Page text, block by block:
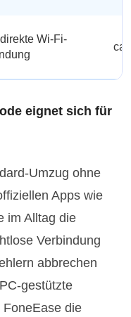
Wi-Fi-
ca.
eignet sich für
Umzug ohne
Apps wie
im Alltag die
Verbindung
abbrechen
gestützte
die